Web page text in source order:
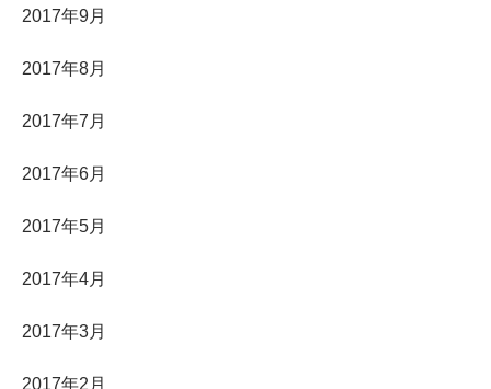
2017年9月
2017年8月
2017年7月
2017年6月
2017年5月
2017年4月
2017年3月
2017年2月